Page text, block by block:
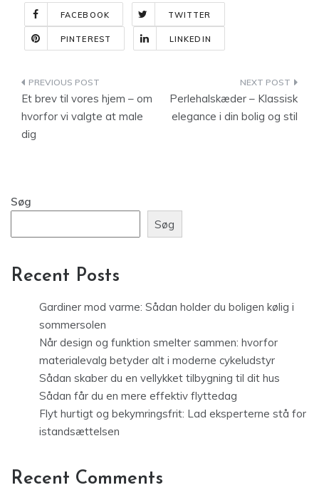
FACEBOOK TWITTER
PINTEREST LINKEDIN
Indlægsnavigation
Et brev til vores hjem – om
hvorfor vi valgte at male
dig
Perlehalskæder – Klassisk
elegance i din bolig og stil
Søg
Søg
Recent Posts
Gardiner mod varme: Sådan holder du boligen kølig i
sommersolen
Når design og funktion smelter sammen: hvorfor
materialevalg betyder alt i moderne cykeludstyr
Sådan skaber du en vellykket tilbygning til dit hus
Sådan får du en mere effektiv flyttedag
Flyt hurtigt og bekymringsfrit: Lad eksperterne stå for
istandsættelsen
Recent Comments